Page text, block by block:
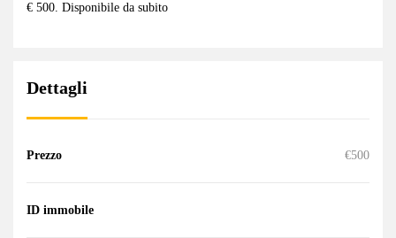
€ 500. Disponibile da subito
Dettagli
Prezzo €500
ID immobile